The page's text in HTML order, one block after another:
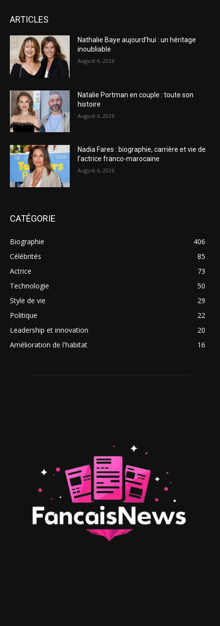
ARTICLES
Nathalie Baye aujourd’hui : un héritage
inoubliable
August 6, 2026
Natalie Portman en couple : toute son
histoire
August 6, 2026
Nadia Fares : biographie, carrière et vie de
l’actrice franco-marocaine
August 6, 2026
CATÉGORIE
Biographie
406
Célébrités
85
Actrice
73
Technologie
50
Style de vie
29
Politique
22
Leadership et innovation
20
Amélioration de l'habitat
16